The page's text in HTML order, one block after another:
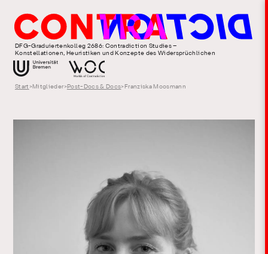
DFG-Graduiertenkolleg 2686: Contradiction Studies –
Konstellationen, Heuristiken und Konzepte des Widersprüchlichen
Start > Mitglieder> Post-Docs & Docs> Franziska Moosmann